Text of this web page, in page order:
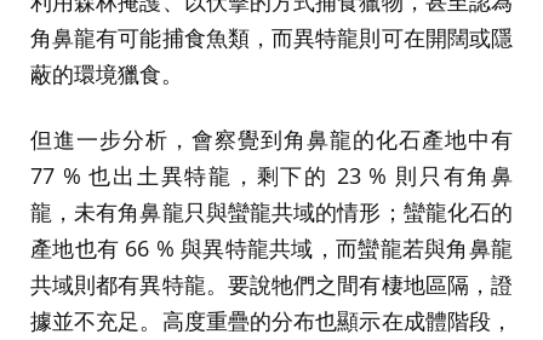
角鼻龍有可能捕食魚類，而異特龍則可在開闊或隱
蔽的環境獵食。
但進一步分析，會察覺到角鼻龍的化石產地中有
77 % 也出土異特龍，剩下的 23 % 則只有角鼻
龍，未有角鼻龍只與蠻龍共域的情形；蠻龍化石的
產地也有 66 % 與異特龍共域，而蠻龍若與角鼻龍
共域則都有異特龍。要說牠們之間有棲地區隔，證
據並不充足。高度重疊的分布也顯示在成體階段，